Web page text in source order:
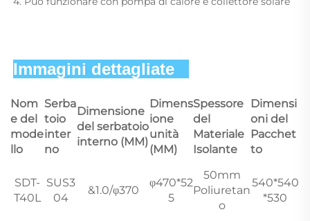
Immagini dettagliate
Nom
e del
mode
llo
Serba
toio
inter
no
Dimensione
del serbatoio
interno (MM)
Dimens
ione
unità
(MM)
Spessore
del
Materiale
Isolante
Dimensi
oni del
Pacchet
to
SDT-
T40L
SUS3
04
&1.0/φ370
φ470*52
5
50mm
Poliuretan
o
540*540
*530